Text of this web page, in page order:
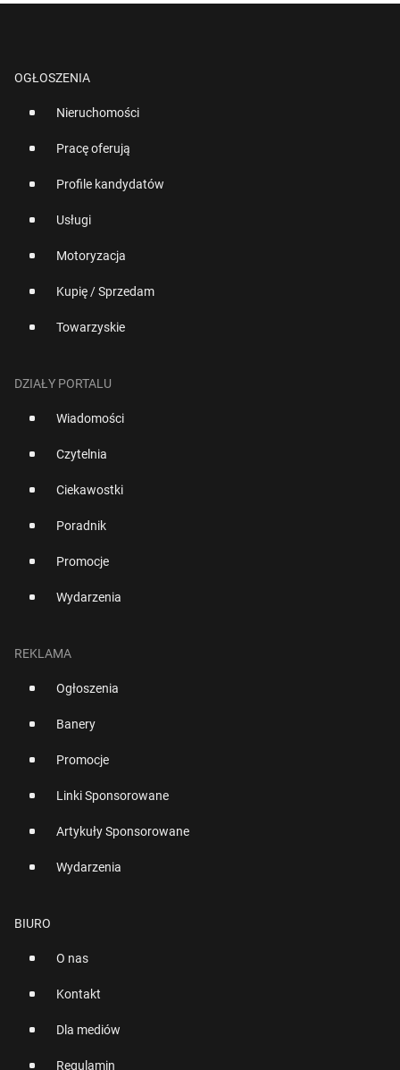
OGŁOSZENIA
Nieruchomości
Pracę oferują
Profile kandydatów
Usługi
Motoryzacja
Kupię / Sprzedam
Towarzyskie
DZIAŁY PORTALU
Wiadomości
Czytelnia
Ciekawostki
Poradnik
Promocje
Wydarzenia
REKLAMA
Ogłoszenia
Banery
Promocje
Linki Sponsorowane
Artykuły Sponsorowane
Wydarzenia
BIURO
O nas
Kontakt
Dla mediów
Regulamin